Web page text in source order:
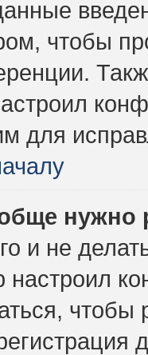
чтобы
для
нужно
и не
настроил